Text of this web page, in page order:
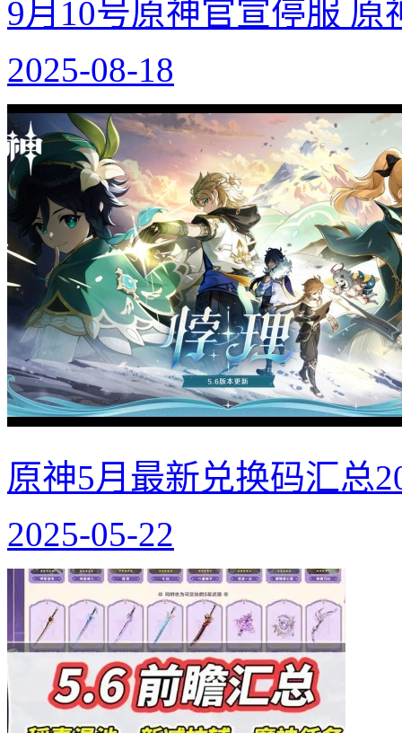
9月10号原神官宣停服 原
2025-08-18
原神5月最新兑换码汇总
2025-05-22